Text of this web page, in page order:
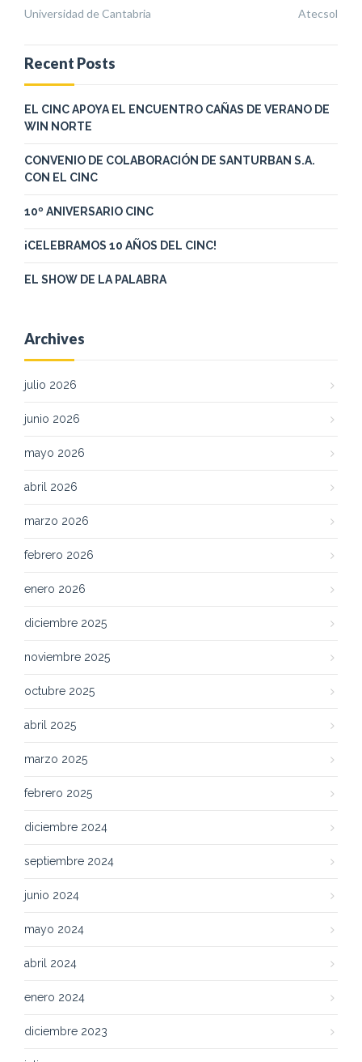
Universidad de Cantabria
Atecsol
Recent Posts
EL CINC APOYA EL ENCUENTRO CAÑAS DE VERANO DE
WIN NORTE
CONVENIO DE COLABORACIÓN DE SANTURBAN S.A.
CON EL CINC
10º ANIVERSARIO CINC
¡CELEBRAMOS 10 AÑOS DEL CINC!
EL SHOW DE LA PALABRA
Archives
julio 2026
junio 2026
mayo 2026
abril 2026
marzo 2026
febrero 2026
enero 2026
diciembre 2025
noviembre 2025
octubre 2025
abril 2025
marzo 2025
febrero 2025
diciembre 2024
septiembre 2024
junio 2024
mayo 2024
abril 2024
enero 2024
diciembre 2023